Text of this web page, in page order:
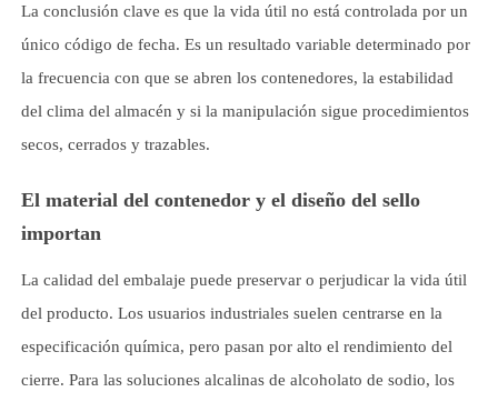
La conclusión clave es que la vida útil no está controlada por un
único código de fecha. Es un resultado variable determinado por
la frecuencia con que se abren los contenedores, la estabilidad
del clima del almacén y si la manipulación sigue procedimientos
secos, cerrados y trazables.
El material del contenedor y el diseño del sello
importan
La calidad del embalaje puede preservar o perjudicar la vida útil
del producto. Los usuarios industriales suelen centrarse en la
especificación química, pero pasan por alto el rendimiento del
cierre. Para las soluciones alcalinas de alcoholato de sodio, los